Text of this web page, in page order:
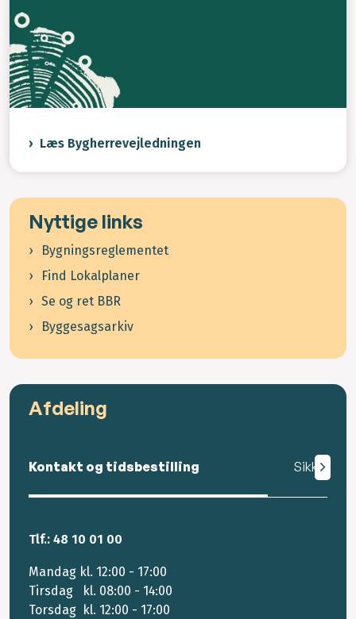
Læs Bygherrevejledningen
Nyttige links
Bygningsreglementet
Find Lokalplaner
Se og ret BBR
Byggesagsarkiv
Afdeling
Kontakt og tidsbestilling Sikker mail
Tlf.: 48 10 01 00
Mandag kl. 12:00 - 17:00
Tirsdag kl. 08:00 - 14:00
Torsdag kl. 12:00 - 17:00